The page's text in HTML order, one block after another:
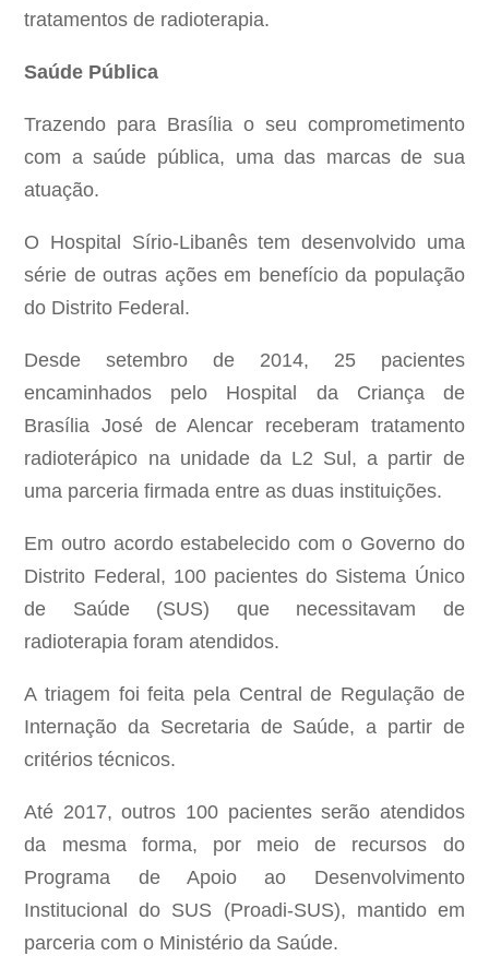
tratamentos de radioterapia.
Saúde Pública
Trazendo para Brasília o seu comprometimento
com a saúde pública, uma das marcas de sua
atuação.
O Hospital Sírio-Libanês tem desenvolvido uma
série de outras ações em benefício da população
do Distrito Federal.
Desde setembro de 2014, 25 pacientes
encaminhados pelo Hospital da Criança de
Brasília José de Alencar receberam tratamento
radioterápico na unidade da L2 Sul, a partir de
uma parceria firmada entre as duas instituições.
Em outro acordo estabelecido com o Governo do
Distrito Federal, 100 pacientes do Sistema Único
de Saúde (SUS) que necessitavam de
radioterapia foram atendidos.
A triagem foi feita pela Central de Regulação de
Internação da Secretaria de Saúde, a partir de
critérios técnicos.
Até 2017, outros 100 pacientes serão atendidos
da mesma forma, por meio de recursos do
Programa de Apoio ao Desenvolvimento
Institucional do SUS (Proadi-SUS), mantido em
parceria com o Ministério da Saúde.